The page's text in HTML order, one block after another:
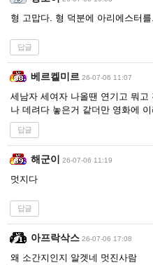
형 고맙다. 형 덕분에 아리에스터
답글
베르켈미르 26-07-06 11:07
세남자 세여자 나올땐 연기고 뭐
나 데려다 놓은거 같더만 영화에
답글
해군이 26-07-06 11:19
멋지다
답글
아프락삭스 26-07-06 17:08
왜 소간지인지 알겟네 멋진사람